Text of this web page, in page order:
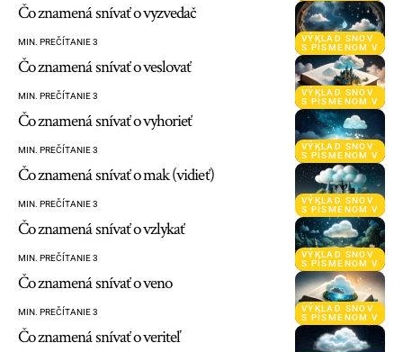
VÝKLAD SNOV
S PÍSMENOM V
Čo znamená snívať o vyzvedač
MIN. PREČÍTANIE 3
VÝKLAD SNOV
S PÍSMENOM V
Čo znamená snívať o veslovať
MIN. PREČÍTANIE 3
VÝKLAD SNOV
S PÍSMENOM V
Čo znamená snívať o vyhorieť
MIN. PREČÍTANIE 3
VÝKLAD SNOV
S PÍSMENOM V
Čo znamená snívať o mak (vidieť)
MIN. PREČÍTANIE 3
VÝKLAD SNOV
S PÍSMENOM V
Čo znamená snívať o vzlykať
MIN. PREČÍTANIE 3
VÝKLAD SNOV
S PÍSMENOM V
Čo znamená snívať o veno
MIN. PREČÍTANIE 3
Čo znamená snívať o veriteľ